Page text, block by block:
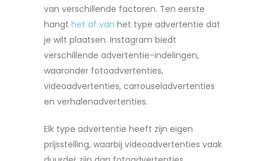
van verschillende factoren. Ten eerste
hangt het af van het type advertentie dat
je wilt plaatsen. Instagram biedt
verschillende advertentie-indelingen,
waaronder fotoadvertenties,
videoadvertenties, carrouseladvertenties
en verhalenadvertenties.
Elk type advertentie heeft zijn eigen
prijsstelling, waarbij videoadvertenties vaak